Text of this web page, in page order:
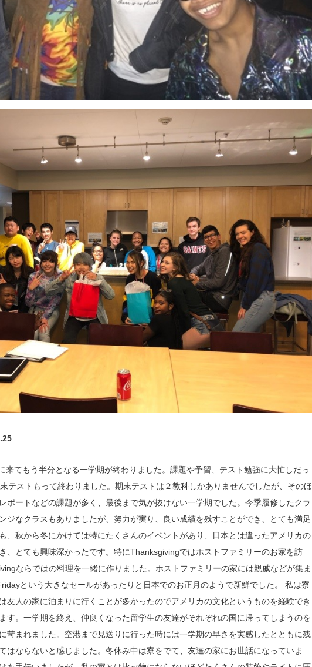
来てもう半分となる一学期が終わりました。課題や予習、テスト勉強に大忙しだっ
テストもって終わりました。期末テストは２教科しかありませんでしたが、そのほ
ポートなどの課題が多く、最後まで気が抜けない一学期でした。今季履修したクラ
ジなクラスもありましたが、努力が実り、良い成績を残すことができ、とても満足
、秋から冬にかけては特にたくさんのイベントがあり、日本とは違ったアメリカの
、とても興味深かったです。特にThanksgivingではホストファミリーのお家を訪
ならではの料理を一緒に作りました。ホストファミリーの家には親戚などが集ま
という大きなセールがあったりと日本でのお正月のようで新鮮でした。 私は寮
友人の家に泊まりに行くことが多かったのでアメリカの文化というものを経験でき
す。一学期を終え、仲良くなった留学生の友達がそれぞれの国に帰ってしまうのを
苛まれました。空港まで見送りに行った時には一学期の早さを実感したとともに残
はならないと感じました。冬休み中は寮をでて、友達の家にお世話になっていま